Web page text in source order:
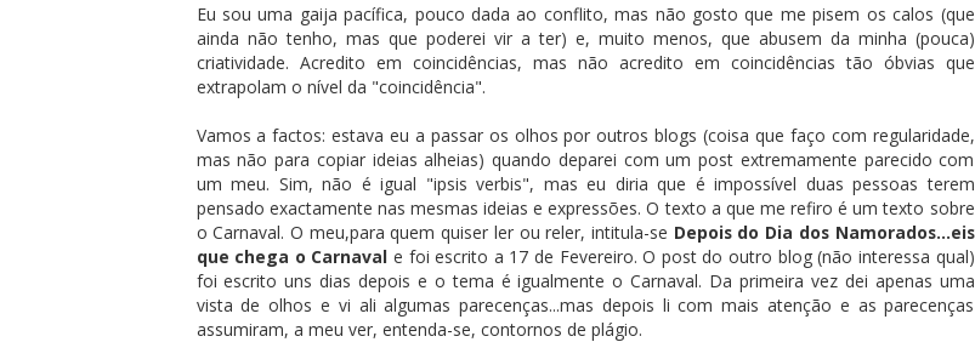
Eu sou uma gaija pacífica, pouco dada ao conflito, mas não gosto que me pisem os calos (que
ainda não tenho, mas que poderei vir a ter) e, muito menos, que abusem da minha (pouca)
criatividade. Acredito em coincidências, mas não acredito em coincidências tão óbvias que
extrapolam o nível da "coincidência".
Vamos a factos: estava eu a passar os olhos por outros blogs (coisa que faço com regularidade,
mas não para copiar ideias alheias) quando deparei com um post extremamente parecido com
um meu. Sim, não é igual "ipsis verbis", mas eu diria que é impossível duas pessoas terem
pensado exactamente nas mesmas ideias e expressões. O texto a que me refiro é um texto sobre
o Carnaval. O meu,para quem quiser ler ou reler, intitula-se Depois do Dia dos Namorados...eis
que chega o Carnaval e foi escrito a 17 de Fevereiro. O post do outro blog (não interessa qual)
foi escrito uns dias depois e o tema é igualmente o Carnaval. Da primeira vez dei apenas uma
vista de olhos e vi ali algumas parecenças...mas depois li com mais atenção e as parecenças
assumiram, a meu ver, entenda-se, contornos de plágio.